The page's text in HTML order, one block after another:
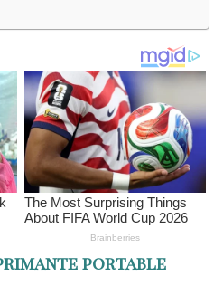
portable